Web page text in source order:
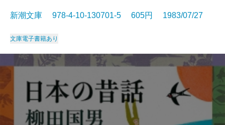
新潮文庫 978-4-10-130701-5 605円 1983/07/27
文庫電子書籍あり